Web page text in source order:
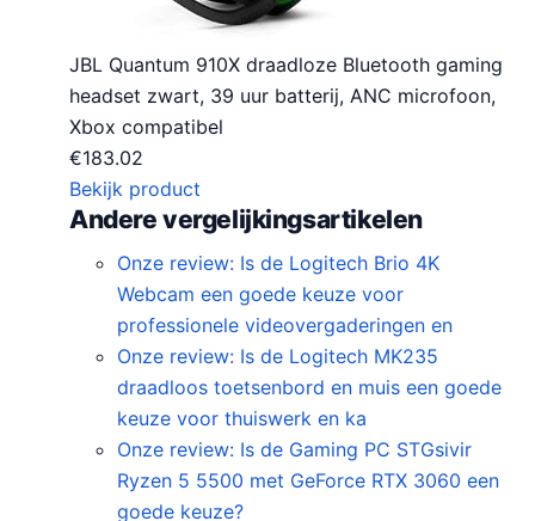
JBL Quantum 910X draadloze Bluetooth gaming
headset zwart, 39 uur batterij, ANC microfoon,
Xbox compatibel
€183.02
Bekijk product
Andere vergelijkingsartikelen
Onze review: Is de Logitech Brio 4K
Webcam een goede keuze voor
professionele videovergaderingen en
Onze review: Is de Logitech MK235
draadloos toetsenbord en muis een goede
keuze voor thuiswerk en ka
Onze review: Is de Gaming PC STGsivir
Ryzen 5 5500 met GeForce RTX 3060 een
goede keuze?